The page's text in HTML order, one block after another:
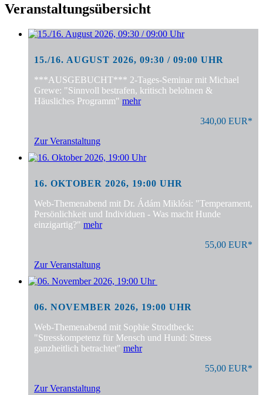
Veranstaltungsübersicht
15./16. AUGUST 2026, 09:30 / 09:00 UHR
***AUSGEBUCHT*** 2-Tages-Seminar mit Michael
Grewe: "Sinnvoll bestrafen, kritisch belohnen &
Häusliches Programm" mehr
340,00 EUR*
Zur Veranstaltung
16. OKTOBER 2026, 19:00 UHR
Web-Themenabend mit Dr. Ádám Miklósi: "Temperament,
Persönlichkeit und Individuen - Was macht Hunde
einzigartig?" mehr
55,00 EUR*
Zur Veranstaltung
06. NOVEMBER 2026, 19:00 UHR
Web-Themenabend mit Sophie Strodtbeck:
"Stresskompetenz für Mensch und Hund: Stress
ganzheitlich betrachtet" mehr
55,00 EUR*
Zur Veranstaltung